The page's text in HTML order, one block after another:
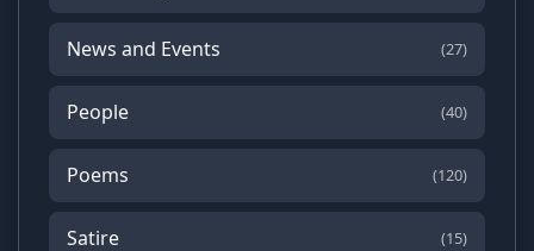
News and Events (27)
People (40)
Poems (120)
Satire (15)